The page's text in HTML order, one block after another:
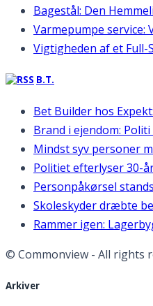
Bagestål: Den
Varmepumpe
Vigtigheden af et Full-
B.T.
Bet Builder hos
Brand i ejendom:
Mindst syv personer
Politiet efterlyser 30-
Personpåkørsel
Skoleskyder dræbte
Rammer igen:
© Commonview - All rights
Arkiver